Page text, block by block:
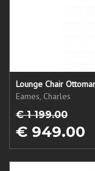
Lounge Chair
Eames, Charles
€ 1 199.00
€ 949.00